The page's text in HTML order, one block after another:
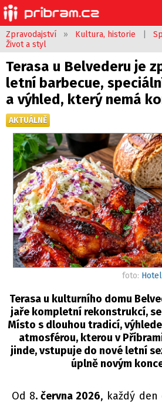
Zpravodajství » Kultura, historie
Život a styl
Terasa u Belvederu je
letní barbecue,
a výhled, který nemá
AKTUÁLNĚ
foto:
Terasa u kulturního domu
jaře kompletní rekonstrukcí,
Místo s dlouhou tradicí,
atmosférou, kterou v
jinde, vstupuje do nové letní
úplně novým
Od 8. června 2026, každý den